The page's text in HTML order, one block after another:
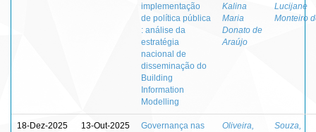
implementação
de política pública
: análise da
estratégia
nacional de
disseminação do
Building
Information
Modelling
Kalina
Maria
Donato de
Araújo
Lucijane
Monteiro
18-Dez-2025 13-Out-2025
Governança nas
Oliveira,
Souza,